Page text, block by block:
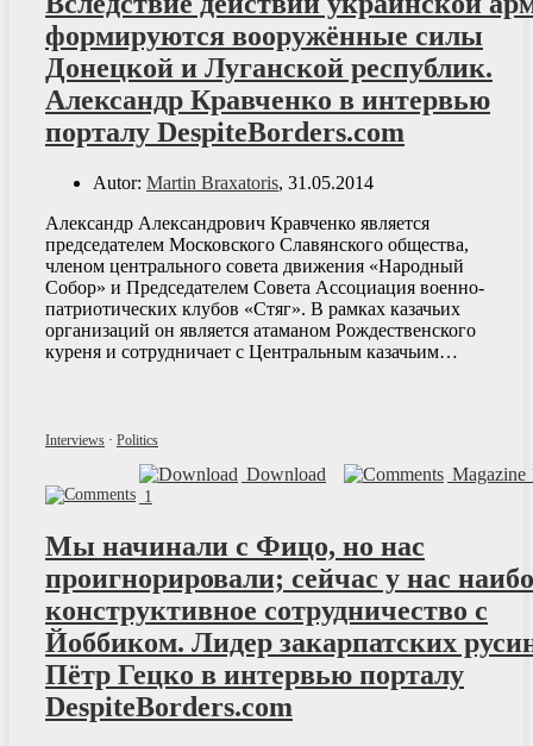
формируются вооружённые силы
Донецкой и Луганской республик.
Александр Кравченко в интервью
порталу DespiteBorders.com
Autor: Martin Braxatoris, 31.05.2014
Александр Александрович Кравченко является
председателем Московского Славянского общества,
членом центрального совета движения «Народный
Собор» и Председателем Совета Ассоциация военно-
патриотических клубов «Стяг». В рамках казачьих
организаций он является атаманом Рождественского
куреня и сотрудничает с Центральным казачьим…
Interviews · Politics
Magazine
Download
1
Мы начинали с Фицо, но нас
проигнорировали; сейчас у нас
конструктивное сотрудничество с
Йоббиком. Лидер закарпатских
Пётр Гецко в интервью порталу
DespiteBorders.com